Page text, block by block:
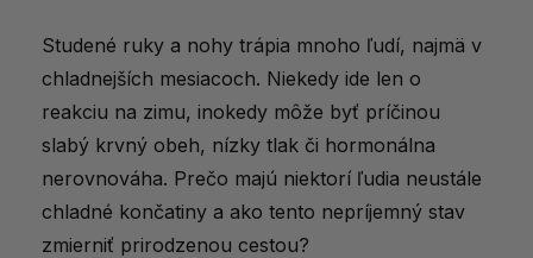
Studené ruky a nohy trápia mnoho ľudí, najmä v
chladnejších mesiacoch. Niekedy ide len o
reakciu na zimu, inokedy môže byť príčinou
slabý krvný obeh, nízky tlak či hormonálna
nerovnováha. Prečo majú niektorí ľudia neustále
chladné končatiny a ako tento nepríjemný stav
zmierniť prirodzenou cestou?